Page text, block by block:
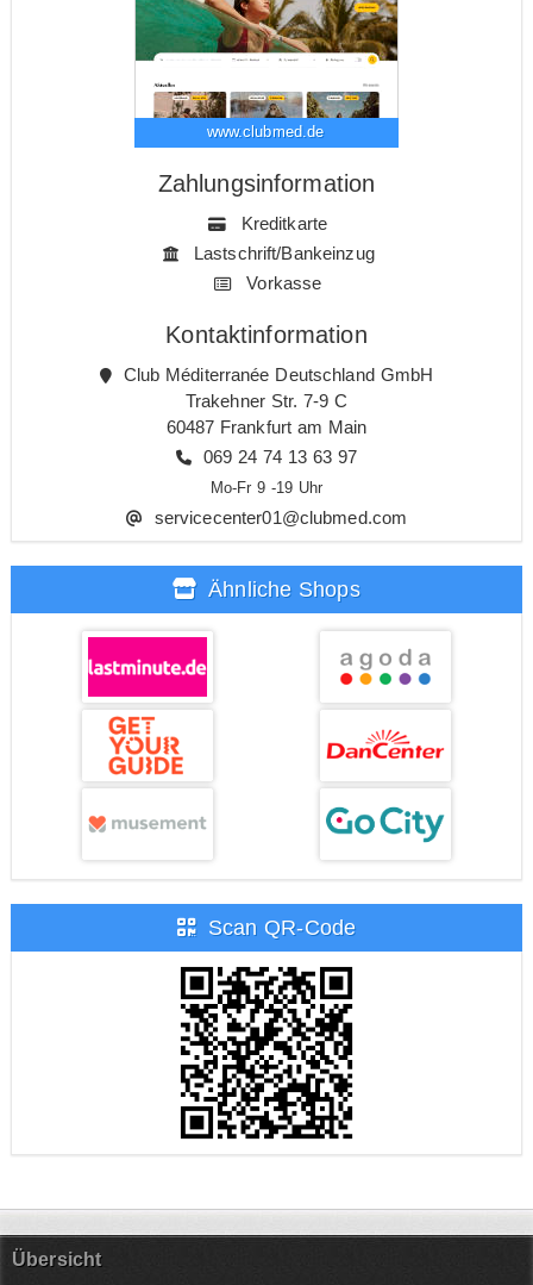
www.clubmed.de
Zahlungsinformation
Kreditkarte
Lastschrift/Bankeinzug
Vorkasse
Kontaktinformation
Club Méditerranée Deutschland GmbH
Trakehner Str. 7-9 C
60487 Frankfurt am Main
069 24 74 13 63 97
Mo-Fr 9 -19 Uhr
servicecenter01@clubmed.com
Ähnliche Shops
Scan QR-Code
Übersicht